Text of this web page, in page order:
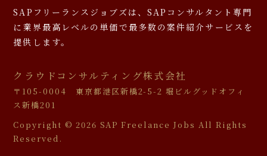
SAPフリーランスジョブズは、SAPコンサルタント専門
に 業界最高レベルの単価で最多数の案件紹介サービスを
提供します。
クラウドコンサルティング株式会社
〒105-0004 東京都港区新橋2-5-2 堀ビルグッドオフィ
ス新橋201
Copyright © 2026 SAP Freelance Jobs All Rights
Reserved.